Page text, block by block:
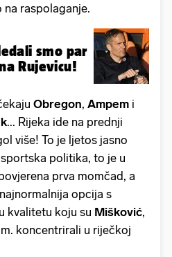
raspolaganje.
smo par
Rujevicu!
Obregon, Ampem i
... Rijeka ide na prednji
više! To je ljetos jasno
politika, to je u
prva momčad, a
opcija s
kvalitetu koju su Mišković,
koncentrirali u riječkoj